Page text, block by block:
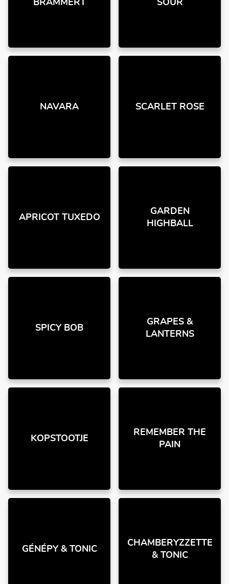
BRAMMERT
SOUR
NAVARA SCARLET ROSE
APRICOT TUXEDO
GARDEN
HIGHBALL
SPICY BOB
GRAPES &
LANTERNS
KOPSTOOTJE
REMEMBER THE
PAIN
GÉNÉPY & TONIC
CHAMBERYZZETTE
& TONIC